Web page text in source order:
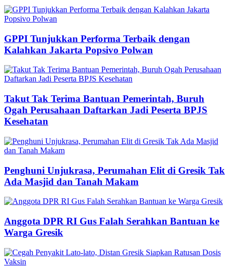
GPPI Tunjukkan Performa Terbaik dengan
Kalahkan Jakarta Popsivo Polwan
Takut Tak Terima Bantuan Pemerintah, Buruh
Ogah Perusahaan Daftarkan Jadi Peserta BPJS
Kesehatan
Penghuni Unjukrasa, Perumahan Elit di Gresik Tak
Ada Masjid dan Tanah Makam
Anggota DPR RI Gus Falah Serahkan Bantuan ke
Warga Gresik